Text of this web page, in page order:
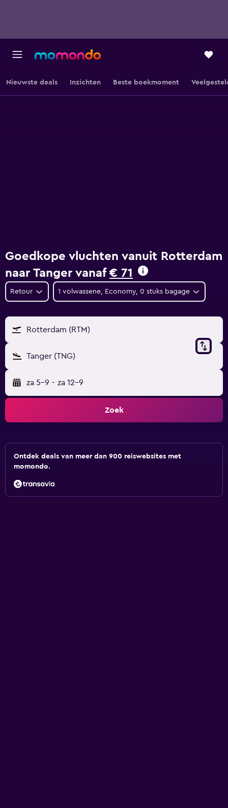
Nieuwste deals Inzichten Beste boekmoment
Goedkope vluchten vanuit Rotterdam
naar Tanger vanaf € 71
Retour 1 volwassene, Economy, 0 stuks bagage
Rotterdam (RTM)
Tanger (TNG)
za 5-9 - za 12-9
Zoek
Ontdek deals van meer dan 900 reiswebsites met
momondo.